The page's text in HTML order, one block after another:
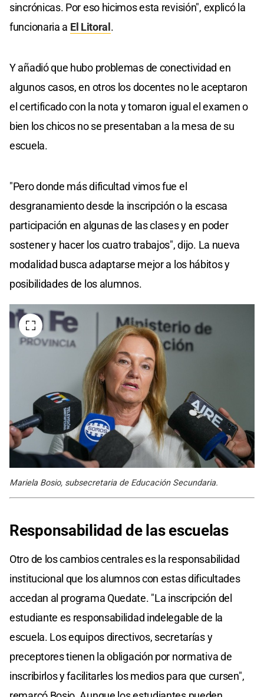
sincrónicas. Por eso hicimos esta revisión", explicó la
funcionaria a El Litoral.
Y añadió que hubo problemas de conectividad en
algunos casos, en otros los docentes no le aceptaron
el certificado con la nota y tomaron igual el examen o
bien los chicos no se presentaban a la mesa de su
escuela.
"Pero donde más dificultad vimos fue el
desgranamiento desde la inscripción o la escasa
participación en algunas de las clases y en poder
sostener y hacer los cuatro trabajos", dijo. La nueva
modalidad busca adaptarse mejor a los hábitos y
posibilidades de los alumnos.
Mariela Bosio, subsecretaria de Educación Secundaria.
Responsabilidad de las escuelas
Otro de los cambios centrales es la responsabilidad
institucional que los alumnos con estas dificultades
accedan al programa Quedate. "La inscripción del
estudiante es responsabilidad indelegable de la
escuela. Los equipos directivos, secretarías y
preceptores tienen la obligación por normativa de
inscribirlos y facilitarles los medios para que cursen",